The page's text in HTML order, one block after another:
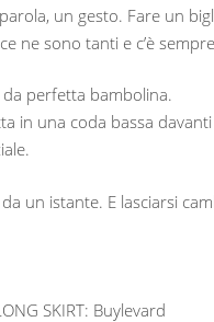
un gesto. Fare un
ne sono tanti e c’è
perfetta bambolina.
in una coda bassa
un istante. E lasciarsi
SKIRT: Buylevard